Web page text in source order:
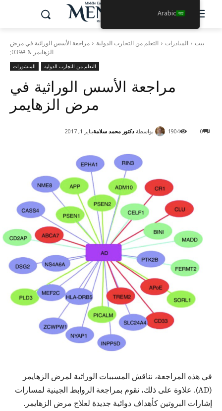
بيت المبادرات التعلم من التجارب الدولية
مراجعة الأسس الوراثية في مرض
الزهايمر & #039;
التعلم من التجارب الدولية المنشورات
مراجعة الأسس الوراثية في
مرض الزهايمر
بواسطة دكتور محمد سلامةيناير 1, 2017 0
1904
في هذه المراجعة، نناقش المسببات الوراثية لمرض الزهايمر
(AD). علاوة على ذلك، نقوم بمراجعة الروابط الجينية لمسارات
إشارات البروتين كأهداف دوائية جديدة لعلاج مرض الزهايمر.
Arabic